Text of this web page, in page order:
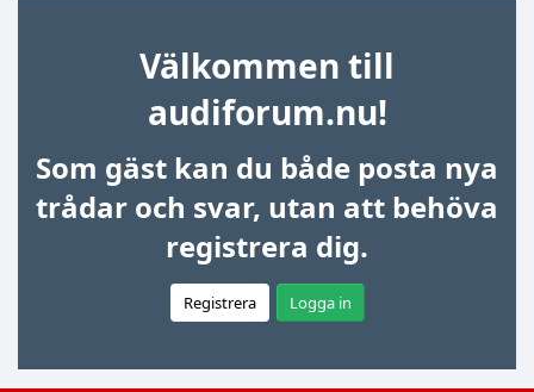
Välkommen till
audiforum.nu!
Som gäst kan du både posta nya
trådar och svar, utan att behöva
registrera dig.
Registrera Logga in